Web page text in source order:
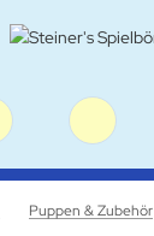
Puppen & Zubehör